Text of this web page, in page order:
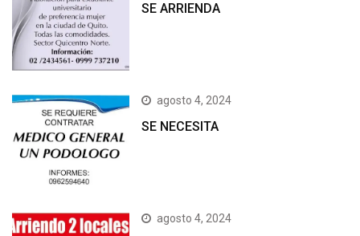
SE ARRIENDA
agosto 4, 2024
SE NECESITA
agosto 4, 2024